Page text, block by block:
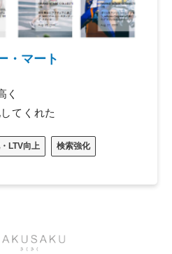
・マート
く
てくれた
LTV向上 検索強化